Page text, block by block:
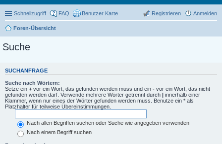
Schnellzugriff FAQ Benutzer Karte Anmelden
Registrieren
Foren-Übersicht
Suche
SUCHANFRAGE
Suche nach Wörtern:
Setze ein + vor ein Wort, das gefunden werden muss und ein - vor ein Wort, das nicht
gefunden werden darf. Verwende mehrere Wörter getrennt durch | innerhalb einer
Klammer, wenn nur eines der Wörter gefunden werden muss. Benutze ein * als
Platzhalter für teilweise Übereinstimmungen.
Nach allen Begriffen suchen oder Suche wie angegeben verwenden
Nach einem Begriff suchen